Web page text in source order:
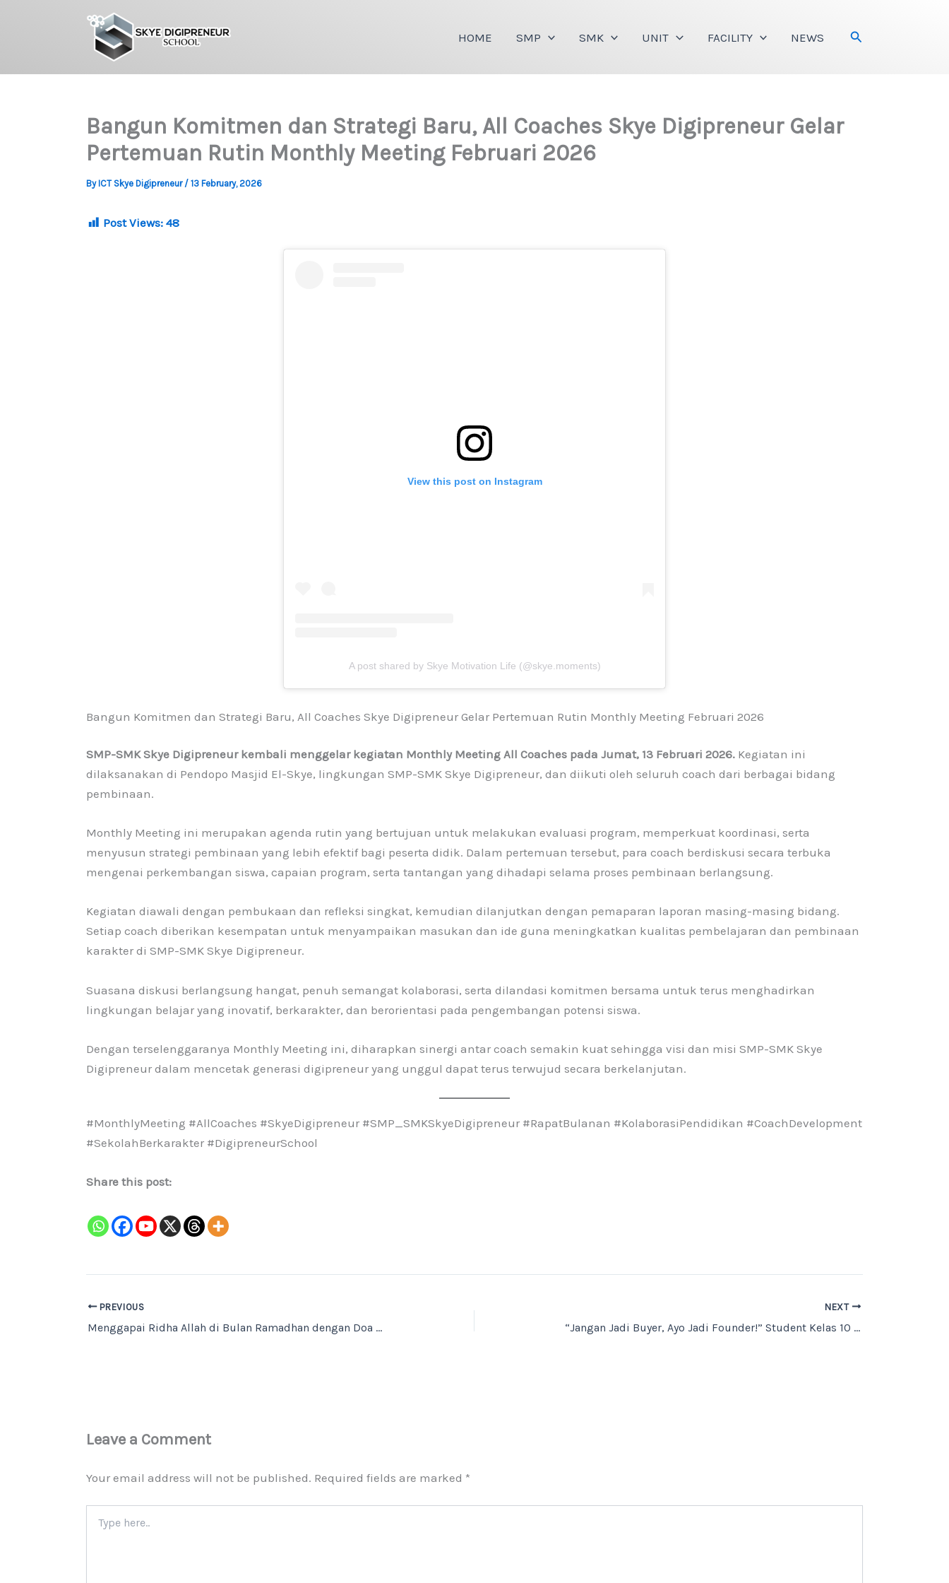
HOME SMP SMK UNIT FACILITY NEWS Search
Bangun Komitmen dan Strategi Baru, All Coaches Skye Digipreneur Gelar
Pertemuan Rutin Monthly Meeting Februari 2026
By ICT Skye Digipreneur / 13 February, 2026
Post Views: 48
View this post on Instagram
A post shared by Skye Motivation Life (@skye.moments)
Bangun Komitmen dan Strategi Baru, All Coaches Skye Digipreneur Gelar Pertemuan Rutin Monthly Meeting Februari 2026
SMP-SMK Skye Digipreneur kembali menggelar kegiatan Monthly Meeting All Coaches pada Jumat, 13 Februari 2026. Kegiatan ini
dilaksanakan di Pendopo Masjid El-Skye, lingkungan SMP-SMK Skye Digipreneur, dan diikuti oleh seluruh coach dari berbagai bidang
pembinaan.
Monthly Meeting ini merupakan agenda rutin yang bertujuan untuk melakukan evaluasi program, memperkuat koordinasi, serta
menyusun strategi pembinaan yang lebih efektif bagi peserta didik. Dalam pertemuan tersebut, para coach berdiskusi secara terbuka
mengenai perkembangan siswa, capaian program, serta tantangan yang dihadapi selama proses pembinaan berlangsung.
Kegiatan diawali dengan pembukaan dan refleksi singkat, kemudian dilanjutkan dengan pemaparan laporan masing-masing bidang.
Setiap coach diberikan kesempatan untuk menyampaikan masukan dan ide guna meningkatkan kualitas pembelajaran dan pembinaan
karakter di SMP-SMK Skye Digipreneur.
Suasana diskusi berlangsung hangat, penuh semangat kolaborasi, serta dilandasi komitmen bersama untuk terus menghadirkan
lingkungan belajar yang inovatif, berkarakter, dan berorientasi pada pengembangan potensi siswa.
Dengan terselenggaranya Monthly Meeting ini, diharapkan sinergi antar coach semakin kuat sehingga visi dan misi SMP-SMK Skye
Digipreneur dalam mencetak generasi digipreneur yang unggul dapat terus terwujud secara berkelanjutan.
#MonthlyMeeting #AllCoaches #SkyeDigipreneur #SMP_SMKSkyeDigipreneur #RapatBulanan #KolaborasiPendidikan #CoachDevelopment
#SekolahBerkarakter #DigipreneurSchool
Share this post:
PREVIOUS
Menggapai Ridha Allah di Bulan Ramadhan dengan Doa dan Kesungguhan
NEXT
“Jangan Jadi Buyer, Ayo Jadi Founder!” Student Kelas 10 SMK Skye Digipreneur Ikuti Sharing Session Young Founder Circle dan Awarding Program
Leave a Comment
Your email address will not be published. Required fields are marked *
here..